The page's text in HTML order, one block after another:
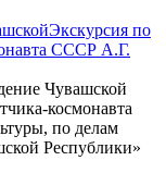
Экскурсия по
СССР А.Г.
Чувашской
космонавта
по делам
Республики»